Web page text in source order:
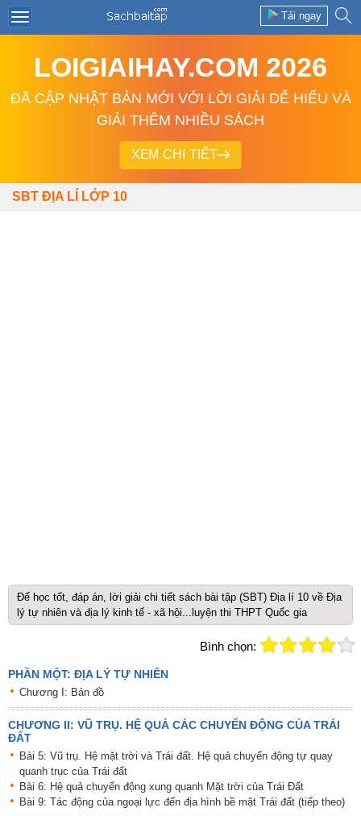
Tải ngay
LOIGIAIHAY.COM 2026
ĐÃ CẬP NHẬT BẢN MỚI VỚI LỜI GIẢI DỄ HIỂU VÀ
GIẢI THÊM NHIỀU SÁCH
XEM CHI TIẾT
SBT ĐỊA LÍ LỚP 10
Để học tốt, đáp án, lời giải chi tiết sách bài tập (SBT) Địa lí 10 về Địa
lý tự nhiên và địa lý kinh tế - xã hội...luyện thi THPT Quốc gia
Bình chọn:
PHẦN MỘT: ĐỊA LÝ TỰ NHIÊN
Chương I: Bản đồ
CHƯƠNG II: VŨ TRỤ. HỆ QUẢ CÁC CHUYỂN ĐỘNG CỦA TRÁI
ĐẤT
Bài 5: Vũ trụ. Hệ mặt trời và Trái đất. Hệ quả chuyển động tự quay
quanh trục của Trái đất
Bài 6: Hệ quả chuyển động xung quanh Mặt trời của Trái Đất
Bài 9: Tác động của ngoại lực đến địa hình bề mặt Trái đất (tiếp theo)